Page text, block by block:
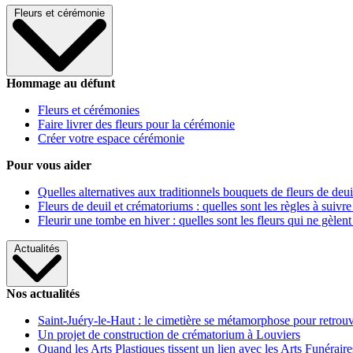
Fleurs et cérémonie
Hommage au défunt
Fleurs et cérémonies
Faire livrer des fleurs pour la cérémonie
Créer votre espace cérémonie
Pour vous aider
Quelles alternatives aux traditionnels bouquets de fleurs de
Fleurs de deuil et crématoriums : quelles sont les règles à
Fleurir une tombe en hiver : quelles sont les fleurs qui ne gèlent
Actualités
Nos actualités
Saint-Juéry-le-Haut : le cimetière se métamorphose pour
Un projet de construction de crématorium à Louviers
Quand les Arts Plastiques tissent un lien avec les Arts